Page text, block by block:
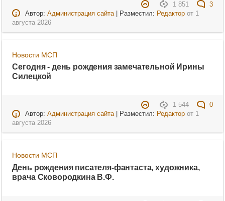
1 851
3
Автор: Администрация сайта| Разместил: Редакторот 1
августа 2026
Новости МСП
Сегодня - день рождения замечательной Ирины
Силецкой
1 544
0
Автор: Администрация сайта| Разместил: Редакторот 1
августа 2026
Новости МСП
День рождения писателя-фантаста, художника,
врача Сковородкина В.Ф.